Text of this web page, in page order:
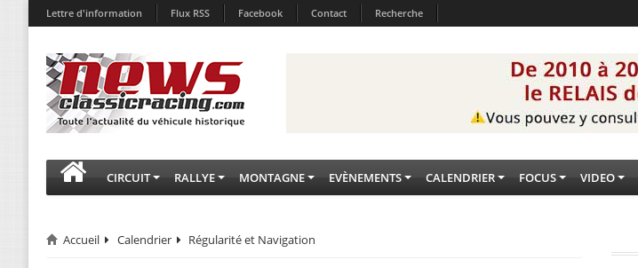
Lettre d'information Flux RSS Facebook Contact Recherche
CIRCUIT RALLYE MONTAGNE EVÈNEMENTS CALENDRIER FOCUS VIDEO
Accueil Calendrier Régularité et Navigation